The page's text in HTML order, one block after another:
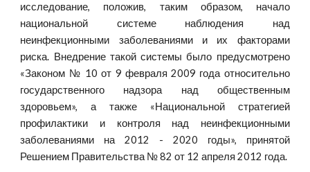
исследование, положив, таким образом, начало
национальной системе наблюдения над
неинфекционными заболеваниями и их факторами
риска. Внедрение такой системы было предусмотрено
«Законом № 10 от 9 февраля 2009 года относительно
государственного надзора над общественным
здоровьем», а также «Национальной стратегией
профилактики и контроля над неинфекционными
заболеваниями на 2012 - 2020 годы», принятой
Решением Правительства № 82 от 12 апреля 2012 года.